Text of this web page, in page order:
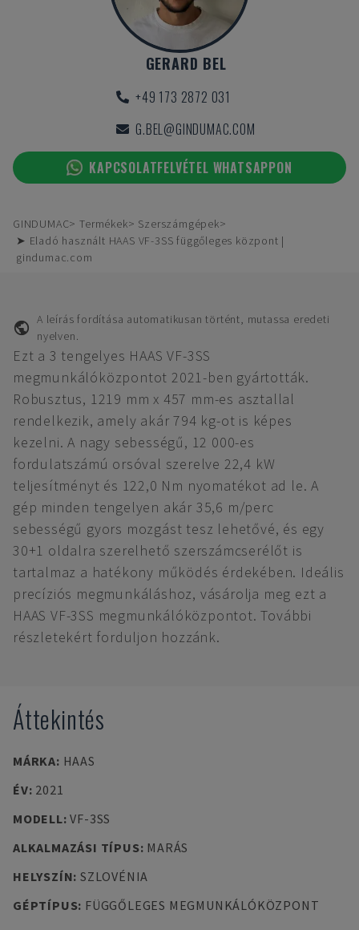
GERARD BEL
+49 173 2872 031
G.BEL@GINDUMAC.COM
KAPCSOLATFELVÉTEL WHATSAPPON
GINDUMAC Termékek
Szerszámgépek
➤ Eladó használt HAAS VF-3SS függőleges központ |
gindumac.com
A leírás fordítása automatikusan történt, mutassa eredeti
nyelven.
Ezt a 3 tengelyes HAAS VF-3SS
megmunkálóközpontot 2021-ben gyártották.
Robusztus, 1219 mm x 457 mm-es asztallal
rendelkezik, amely akár 794 kg-ot is képes
kezelni. A nagy sebességű, 12 000-es
fordulatszámú orsóval szerelve 22,4 kW
teljesítményt és 122,0 Nm nyomatékot ad le. A
gép minden tengelyen akár 35,6 m/perc
sebességű gyors mozgást tesz lehetővé, és egy
30+1 oldalra szerelhető szerszámcserélőt is
tartalmaz a hatékony működés érdekében. Ideális
precíziós megmunkáláshoz, vásárolja meg ezt a
HAAS VF-3SS megmunkálóközpontot. További
részletekért forduljon hozzánk.
Áttekintés
MÁRKA: HAAS
ÉV: 2021
MODELL:VF-3SS
ALKALMAZÁSI TÍPUS: MARÁS
HELYSZÍN: SZLOVÉNIA
GÉPTÍPUS: FÜGGŐLEGES MEGMUNKÁLÓKÖZPONT